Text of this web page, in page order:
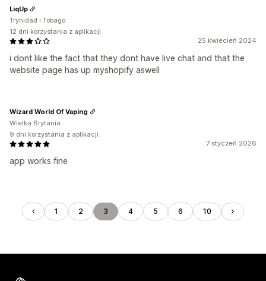
25 kwiecień 2024
i dont like the fact that they dont have live chat and that the
website page has up myshopify aswell
LiqUp
Trynidad i Tobago
12 dni korzystania z aplikacji
7 styczeń 2026
app works fine
Wizard World Of Vaping
Wielka Brytania
9 dni korzystania z aplikacji
1 2 3 4 5 6 10